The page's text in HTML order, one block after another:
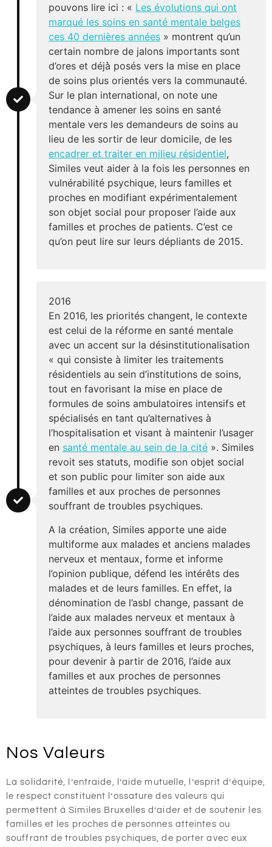
pouvons lire ici : « Les évolutions qui ont
marqué les soins en santé mentale belges
ces 40 dernières années » montrent qu’un
certain nombre de jalons importants sont
d’ores et déjà̀ posés vers la mise en place
de soins plus orientés vers la communauté.
Sur le plan international, on note une
tendance à amener les soins en santé
mentale vers les demandeurs de soins au
lieu de les sortir de leur domicile, de les
encadrer et traiter en milieu résidentiel,
Similes veut aider à la fois les personnes en
vulnérabilité psychique, leurs familles et
proches en modifiant expérimentalement
son objet social pour proposer l’aide aux
familles et proches de patients. C’est ce
qu’on peut lire sur leurs dépliants de 2015.
2016
En 2016, les priorités changent, le contexte
est celui de la réforme en santé mentale
avec un accent sur la désinstitutionalisation
« qui consiste à limiter les traitements
résidentiels au sein d’institutions de soins,
tout en favorisant la mise en place de
formules de soins ambulatoires intensifs et
spécialisés en tant qu’alternatives à
l’hospitalisation et visant à maintenir l’usager
en santé mentale au sein de la cité ». Similes
revoit ses statuts, modifie son objet social
et son public pour limiter son aide aux
familles et aux proches de personnes
souffrant de troubles psychiques.
A la création, Similes apporte une aide
multiforme aux malades et anciens malades
nerveux et mentaux, forme et informe
l’opinion publique, défend les intérêts des
malades et de leurs familles. En effet, la
dénomination de l’asbl change, passant de
l’aide aux malades nerveux et mentaux à
l’aide aux personnes souffrant de troubles
psychiques, à leurs familles et leurs proches,
pour devenir à partir de 2016, l’aide aux
familles et aux proches de personnes
atteintes de troubles psychiques.
Nos Valeurs
La solidarité, l’entraide, l’aide mutuelle, l’esprit d’équipe,
le respect constituent l’ossature des valeurs qui
permettent à Similes Bruxelles d’aider et de soutenir les
familles et les proches de personnes atteintes ou
souffrant de troubles psychiques, de porter avec eux